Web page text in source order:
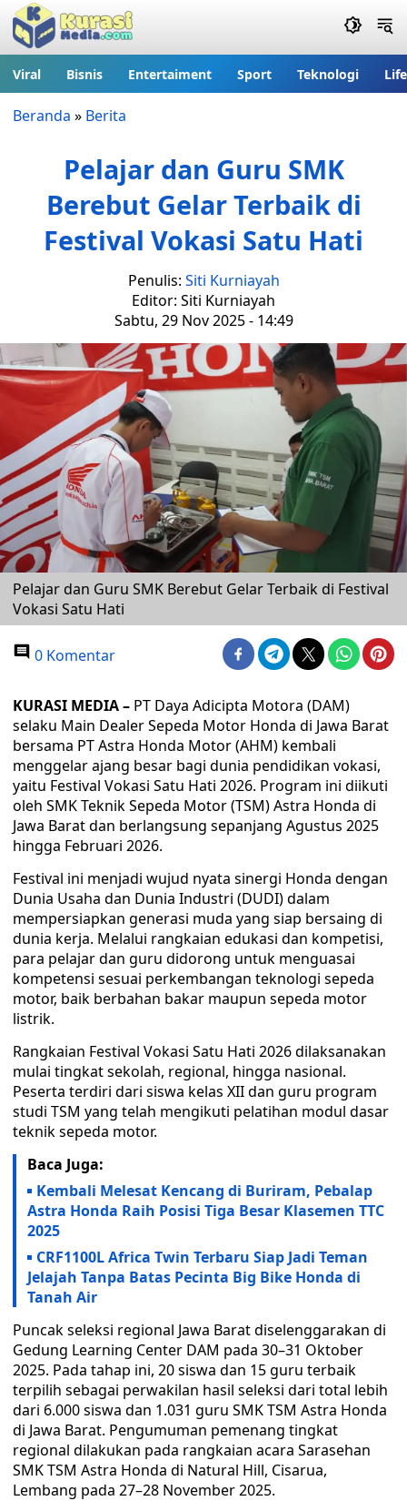
Viral Bisnis Entertaiment Sport Teknologi
Beranda » Berita
Pelajar dan Guru SMK
Berebut Gelar Terbaik di
Festival Vokasi Satu Hati
Penulis: Siti Kurniayah
Editor: Siti Kurniayah
Sabtu, 29 Nov 2025 - 14:49
Pelajar dan Guru SMK Berebut Gelar Terbaik di Festival
Vokasi Satu Hati
0 Komentar
KURASI MEDIA – PT Daya Adicipta Motora (DAM)
selaku Main Dealer Sepeda Motor Honda di Jawa Barat
bersama PT Astra Honda Motor (AHM) kembali
menggelar ajang besar bagi dunia pendidikan vokasi,
yaitu Festival Vokasi Satu Hati 2026. Program ini diikuti
oleh SMK Teknik Sepeda Motor (TSM) Astra Honda di
Jawa Barat dan berlangsung sepanjang Agustus 2025
hingga Februari 2026.
Festival ini menjadi wujud nyata sinergi Honda dengan
Dunia Usaha dan Dunia Industri (DUDI) dalam
mempersiapkan generasi muda yang siap bersaing di
dunia kerja. Melalui rangkaian edukasi dan kompetisi,
para pelajar dan guru didorong untuk menguasai
kompetensi sesuai perkembangan teknologi sepeda
motor, baik berbahan bakar maupun sepeda motor
listrik.
Rangkaian Festival Vokasi Satu Hati 2026 dilaksanakan
mulai tingkat sekolah, regional, hingga nasional.
Peserta terdiri dari siswa kelas XII dan guru program
studi TSM yang telah mengikuti pelatihan modul dasar
teknik sepeda motor.
Baca Juga:
Kembali Melesat Kencang di Buriram, Pebalap
Astra Honda Raih Posisi Tiga Besar Klasemen TTC
2025
CRF1100L Africa Twin Terbaru Siap Jadi Teman
Jelajah Tanpa Batas Pecinta Big Bike Honda di
Tanah Air
Puncak seleksi regional Jawa Barat diselenggarakan di
Gedung Learning Center DAM pada 30–31 Oktober
2025. Pada tahap ini, 20 siswa dan 15 guru terbaik
terpilih sebagai perwakilan hasil seleksi dari total lebih
dari 6.000 siswa dan 1.031 guru SMK TSM Astra Honda
di Jawa Barat. Pengumuman pemenang tingkat
regional dilakukan pada rangkaian acara Sarasehan
SMK TSM Astra Honda di Natural Hill, Cisarua,
Lembang pada 27–28 November 2025.